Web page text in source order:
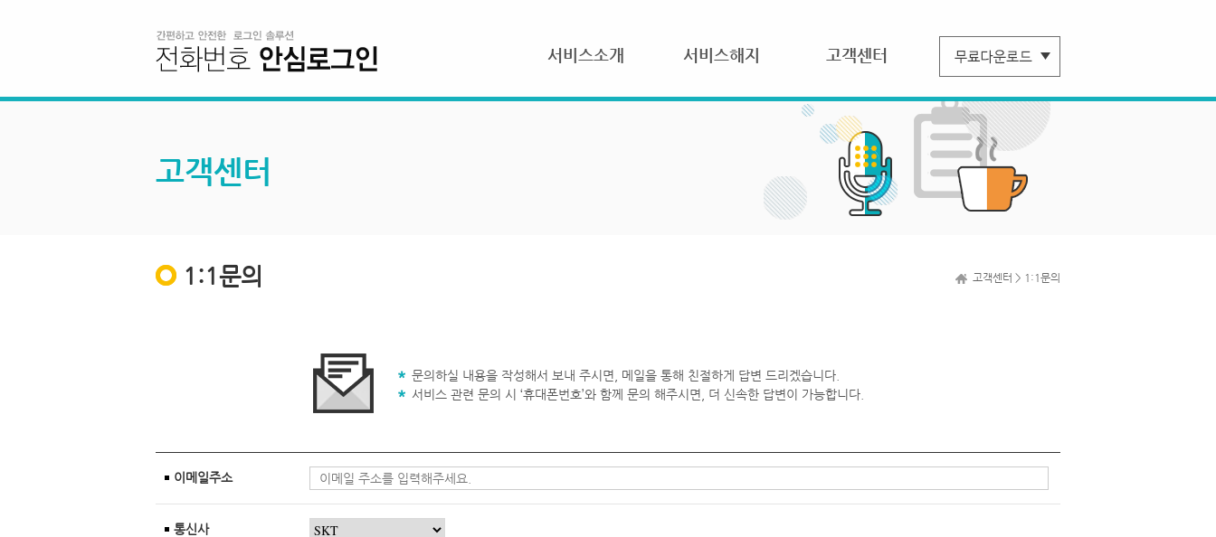
서비스소개 서비스해지 고객센터
고객센터
1:1문의 고객센터 > 1:1문의
문의하실 내용을 작성해서 보내 주시면, 메일을 통해 친절하게 답변 드리겠습니다.
서비스 관련 문의 시 ‘휴대폰번호’와 함께 문의 해주시면, 더 신속한 답변이 가능합니다.
이메일주소
통신사